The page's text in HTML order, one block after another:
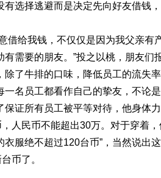
有选择逃避而是决定先向好友借钱
借给我钱，不仅仅是因为我父亲
有需要的朋友。”投之以桃，朋友
除了牛排的口味，降低员工的流失
一名员工都看作自己的挚友，不论
保证所有员工被平等对待，他身体
人民币不能超出30万。对于穿着
衣服绝不超过120台币”，当然说出
币了。